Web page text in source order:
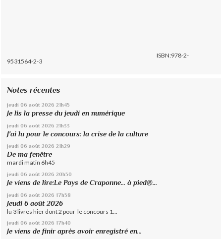
ISBN:978-2-
9531564-2-3
Notes récentes
jeudi 06 août 2026 21h45
Je lis la presse du jeudi en numérique
jeudi 06 août 2026 21h33
J'ai lu pour le concours: la crise de la culture
jeudi 06 août 2026 21h29
De ma fenêtre
mardi matin 6h45
jeudi 06 août 2026 20h50
Je viens de lire:Le Pays de Craponne... à pied®...
jeudi 06 août 2026 17h58
Jeudi 6 août 2026
lu 3 livres hier dont 2 pour le concours 1...
jeudi 06 août 2026 17h40
Je viens de finir après avoir enregistré en...